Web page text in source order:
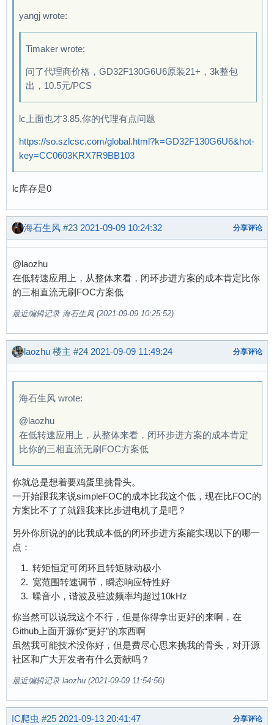
yangj wrote:
Timaker wrote:
问了代理商价格，GD32F130G6U6原装21+，3k整包
出，10.5元/PCS
lc上面也才3.85,你的代理有点问题
https://so.szlcsc.com/global.html?k=GD32F130G6U6&hot-
key=CC0603KRX7R9BB103
lc库存是0
海石生风 #23 2021-09-09 10:24:32 分享评论
@laozhu
在低转速应用上，从整体来看，闭环步进方案的成本肯定比你
的三相直流无刷FOC方案低
最近编辑记录 海石生风 (2021-09-09 10:25:52)
laozhu 楼主 #24 2021-09-09 11:49:24 分享评论
海石生风 wrote:
@laozhu
在低转速应用上，从整体来看，闭环步进方案的成本肯定
比你的三相直流无刷FOC方案低
你就总是想着要鸡蛋里挑骨头。
一开始跟我来说simpleFOC的成本比我这个低，现在比FOC的
方案比不了了就跟我来比步进电机了是吧？
另外你所说的的比我成本低的闭环步进方案能实现以下的哪一
点：
转矩恒定可闭环且转矩脉动极小
宽范围转速调节，瞬态响应特性好
噪音小，谐波及驻波频率均超过10kHz
你当然可以说我这个不行，但是你得拿出更好的来啊，在
Github上面开源你“更好”的东西啊
虽然我可能技术没你好，但是费尽心思来挑我的骨头，对开源
社区和广大开发者有什么贡献吗？
最近编辑记录 laozhu (2021-09-09 11:54:56)
IC爬虫 #25 2021-09-13 20:41:47 分享评论